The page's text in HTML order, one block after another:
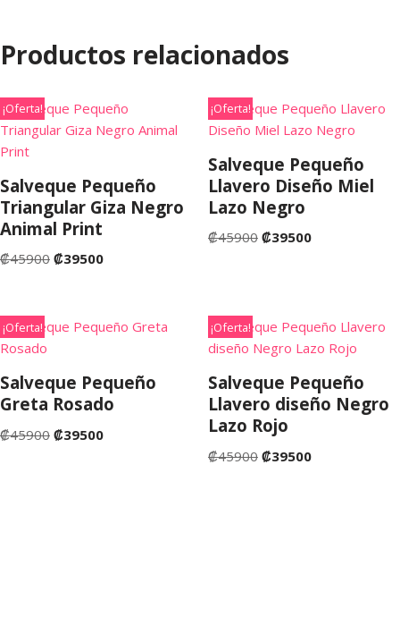
Productos relacionados
¡Oferta!
Salveque Pequeño
Triangular Giza Negro
Animal Print
₡45900 ₡39500
¡Oferta!
Salveque Pequeño
Llavero Diseño Miel
Lazo Negro
₡45900 ₡39500
¡Oferta!
Salveque Pequeño
Greta Rosado
₡45900 ₡39500
¡Oferta!
Salveque Pequeño
Llavero diseño Negro
Lazo Rojo
₡45900 ₡39500